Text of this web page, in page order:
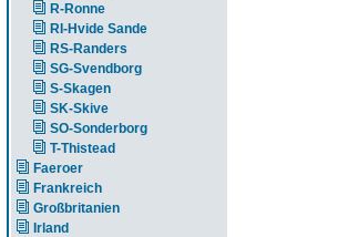
R-Ronne
RI-Hvide Sande
RS-Randers
SG-Svendborg
S-Skagen
SK-Skive
SO-Sonderborg
T-Thistead
Faeroer
Frankreich
Großbritanien
Irland